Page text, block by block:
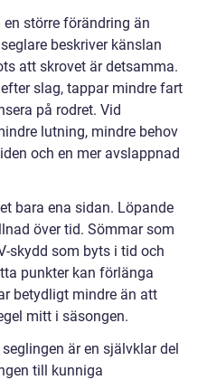
större förändring än
beskriver känslan
att skrovet är detsamma.
slag, tappar mindre fart
på rodret. Vid
lutning, mindre behov
och en mer avslappnad
bara ena sidan. Löpande
över tid. Sömmar som
skydd som byts i tid och
punkter kan förlänga
betydligt mindre än att
mitt i säsongen.
är en självklar del
till kunniga